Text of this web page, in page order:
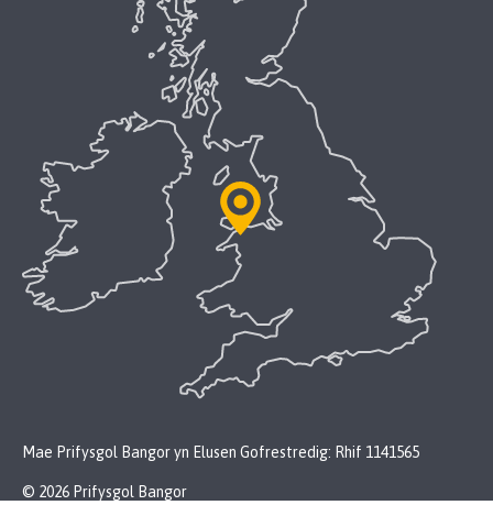
Mae Prifysgol Bangor yn Elusen Gofrestredig: Rhif 1141565
© 2026 Prifysgol Bangor